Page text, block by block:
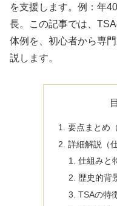
を支援します。例：年
長。この記事では、
体例を、初心者から専
説します。
要点まとめ
詳細解説（
仕組みと
歴史的背
TSAの特